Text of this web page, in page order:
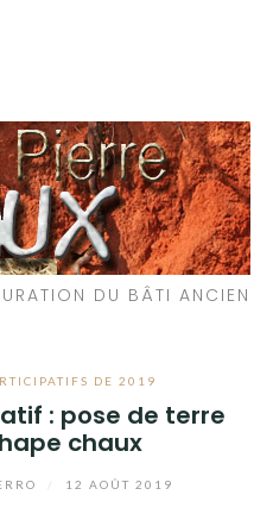
DU BÂTI ANCIEN
DE 2019
: pose de terre
chaux
12 AOÛT 2019